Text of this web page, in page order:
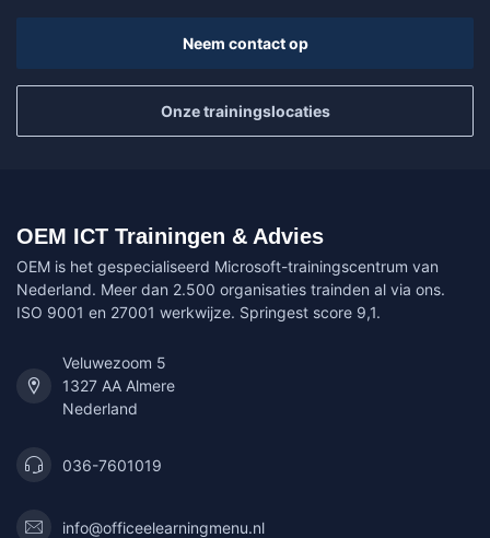
Neem contact op
Onze trainingslocaties
OEM ICT Trainingen & Advies
OEM is het gespecialiseerd Microsoft-trainingscentrum van
Nederland. Meer dan 2.500 organisaties trainden al via ons.
ISO 9001 en 27001 werkwijze. Springest score 9,1.
Veluwezoom 5
1327 AA Almere
Nederland
036-7601019
info@officeelearningmenu.nl